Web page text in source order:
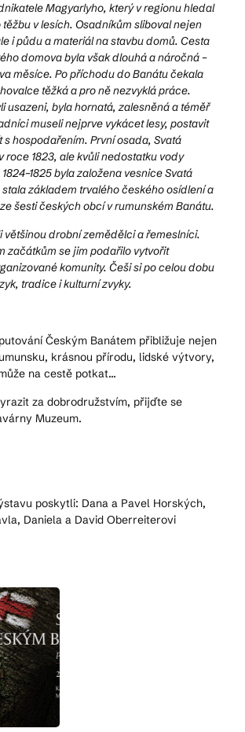
Magyarlyho, který v regionu hledal
v lesích. Osadníkům sliboval nejen
i půdu a materiál na stavbu domů. Cesta
domova byla však dlouhá a náročná –
měsíce. Po příchodu do Banátu čekala
těžká a pro ně nezvyklá práce.
usazeni, byla hornatá, zalesněná a téměř
museli nejprve vykácet lesy, postavit
s hospodařením. První osada, Svatá
roce 1823, ale kvůli nedostatku vody
byla založena vesnice Svatá
základem trvalého českého osídlení a
šesti českých obcí v rumunském Banátu.
většinou drobní zemědělci a řemeslníci.
začátkům se jim podařilo vytvořit
komunity. Češi si po celou dobu
tradice i kulturní zvyky.
Českým Banátem přibližuje nejen
krásnou přírodu, lidské výtvory,
na cestě potkat...
za dobrodružstvím, přijďte se
Muzeum.
poskytli: Dana a Pavel Horských,
Daniela a David Oberreiterovi